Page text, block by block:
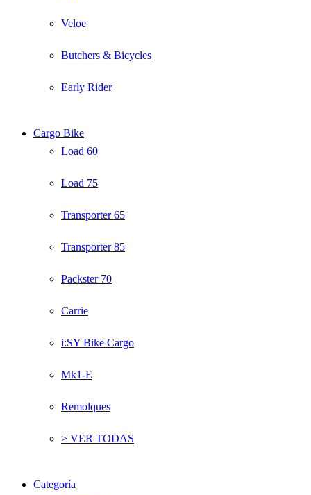
Veloe
Butchers & Bicycles
Early Rider
Cargo Bike
Load 60
Load 75
Transporter 65
Transporter 85
Packster 70
Carrie
i:SY Bike Cargo
Mk1-E
Remolques
> VER TODAS
Categoría